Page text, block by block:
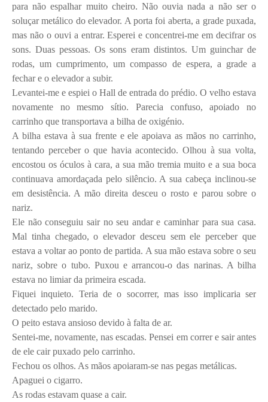
para não espalhar muito cheiro. Não ouvia nada a não ser o
soluçar metálico do elevador. A porta foi aberta, a grade puxada,
mas não o ouvi a entrar. Esperei e concentrei-me em decifrar os
sons. Duas pessoas. Os sons eram distintos. Um guinchar de
rodas, um cumprimento, um compasso de espera, a grade a
fechar e o elevador a subir.
Levantei-me e espiei o Hall de entrada do prédio. O velho estava
novamente no mesmo sítio. Parecia confuso, apoiado no
carrinho que transportava a bilha de oxigénio.
A bilha estava à sua frente e ele apoiava as mãos no carrinho,
tentando perceber o que havia acontecido. Olhou à sua volta,
encostou os óculos à cara, a sua mão tremia muito e a sua boca
continuava amordaçada pelo silêncio. A sua cabeça inclinou-se
em desistência. A mão direita desceu o rosto e parou sobre o
nariz.
Ele não conseguiu sair no seu andar e caminhar para sua casa.
Mal tinha chegado, o elevador desceu sem ele perceber que
estava a voltar ao ponto de partida. A sua mão estava sobre o seu
nariz, sobre o tubo. Puxou e arrancou-o das narinas. A bilha
estava no limiar da primeira escada.
Fiquei inquieto. Teria de o socorrer, mas isso implicaria ser
detectado pelo marido.
O peito estava ansioso devido à falta de ar.
Sentei-me, novamente, nas escadas. Pensei em correr e sair antes
de ele cair puxado pelo carrinho.
Fechou os olhos. As mãos apoiaram-se nas pegas metálicas.
Apaguei o cigarro.
As rodas estavam quase a cair.